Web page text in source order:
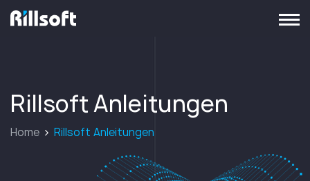
RillsoftAnleitungen
Home Rillsoft Anleitungen